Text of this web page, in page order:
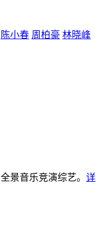
陈小春 周柏豪 林晓峰
全景音乐竞演综艺。 详